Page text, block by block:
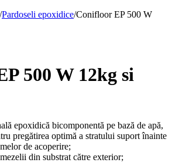
/Pardoseli epoxidice/Conifloor EP 500 W
500 W 12kg si
epoxidică bicomponentă pe bază de apă,
pregătirea optimă a stratului suport înainte
de acoperire;
din substrat către exterior;